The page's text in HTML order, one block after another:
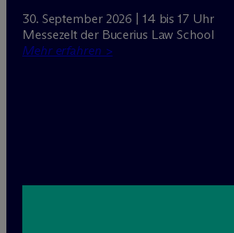
30. September 2026 | 14 bis 17 Uhr
Messezelt der Bucerius Law School
Mehr erfahren >